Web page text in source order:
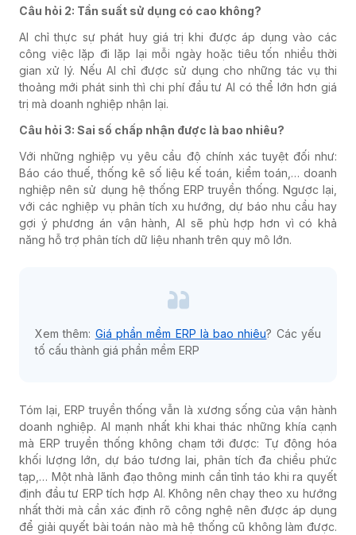
Câu hỏi 2: Tần suất sử dụng có cao không?
AI chỉ thực sự phát huy giá trị khi được áp dụng vào các
công việc lặp đi lặp lại mỗi ngày hoặc tiêu tốn nhiều thời
gian xử lý. Nếu AI chỉ được sử dụng cho những tác vụ thi
thoảng mới phát sinh thì chi phí đầu tư AI có thể lớn hơn giá
trị mà doanh nghiệp nhận lại.
Câu hỏi 3: Sai số chấp nhận được là bao nhiêu?
Với những nghiệp vụ yêu cầu độ chính xác tuyệt đối như:
Báo cáo thuế, thống kê số liệu kế toán, kiểm toán,… doanh
nghiệp nên sử dụng hệ thống ERP truyền thống. Ngược lại,
với các nghiệp vụ phân tích xu hướng, dự báo nhu cầu hay
gợi ý phương án vận hành, AI sẽ phù hợp hơn vì có khả
năng hỗ trợ phân tích dữ liệu nhanh trên quy mô lớn.
Xem thêm: Giá phần mềm ERP là bao nhiêu? Các yếu
tố cấu thành giá phần mềm ERP
Tóm lại, ERP truyền thống vẫn là xương sống của vận hành
doanh nghiệp. AI mạnh nhất khi khai thác những khía cạnh
mà ERP truyền thống không chạm tới được: Tự động hóa
khối lượng lớn, dự báo tương lai, phân tích đa chiều phức
tạp,… Một nhà lãnh đạo thông minh cần tỉnh táo khi ra quyết
định đầu tư ERP tích hợp AI. Không nên chạy theo xu hướng
nhất thời mà cần xác định rõ công nghệ nên được áp dụng
để giải quyết bài toán nào mà hệ thống cũ không làm được.